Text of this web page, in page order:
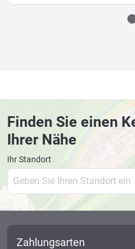
Finden Sie einen
Ihrer Nähe
Ihr Standort
Zahlungsarten